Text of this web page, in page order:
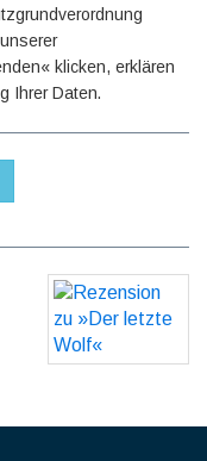
klicken, erklären
Ihrer Daten.